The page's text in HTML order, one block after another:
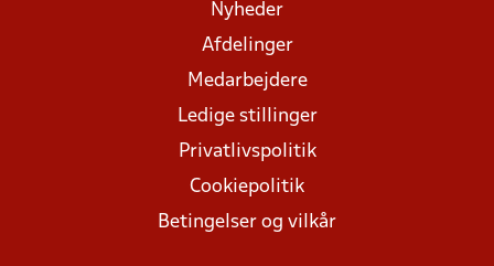
Nyheder
Afdelinger
Medarbejdere
Ledige stillinger
Privatlivspolitik
Cookiepolitik
Betingelser og vilkår